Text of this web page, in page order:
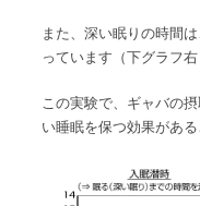
また、深い眠りの時間
っています（下グラフ右
この実験で、ギャバの
い睡眠を保つ効果があ